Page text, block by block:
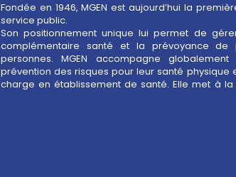
Fondée en 1946, MGEN est aujourd’hui la
service public.
Son positionnement unique lui permet de
complémentaire santé et la prévoyance
personnes. MGEN accompagne
prévention des risques pour leur santé physique
charge en établissement de santé. Elle met à
pour le bien-être au travail, contribuant à la
service public. Depuis 2017, MGEN est aussi